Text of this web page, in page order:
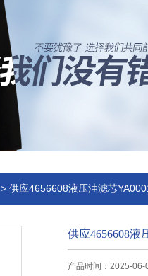
> 供应4656608液压油滤芯
供应4656608液
产品时间：2025-06-